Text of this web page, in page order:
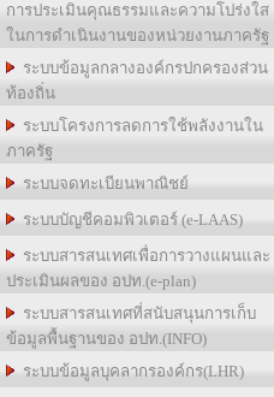
การประเมินคุณธรรมและความโปร่งใส
ในการดำเนินงานของหน่วยงานภาครัฐ
ระบบข้อมูลกลางองค์กรปกครองส่วน
ท้องถิ่น
ระบบโครงการลดการใช้พลังงานใน
ภาครัฐ
ระบบจดทะเบียนพาณิชย์
ระบบบัญชีคอมพิวเตอร์ (e-LAAS)
ระบบสารสนเทศเพื่อการวางแผนและ
ประเมินผลของ อปท.(e-plan)
ระบบสารสนเทศที่สนับสนุนการเก็บ
ข้อมูลพื้นฐานของ อปท.(INFO)
ระบบข้อมูลบุคลากรองค์กร(LHR)